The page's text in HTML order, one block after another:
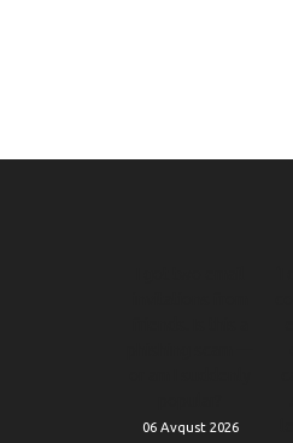
06 Avqust 2026